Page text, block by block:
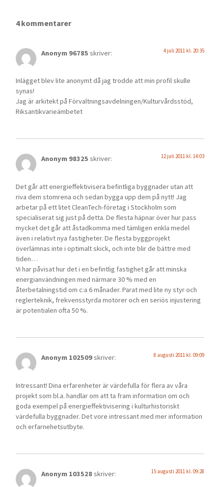
4 kommentarer
Anonym 96785 skriver: 4 juli 2011 kl. 20:35
Inlägget blev lite anonymt då jag trodde att min profil skulle
synas!
Jag är arkitekt på Förvaltningsavdelningen/Kulturvårdsstöd,
Riksantikvarieämbetet
Anonym 98325 skriver: 12 juli 2011 kl. 14:03
Det går att energieffektivisera befintliga byggnader utan att
riva dem stomrena och sedan bygga upp dem på nytt! Jag
arbetar på ett litet CleanTech-företag i Stockholm som
specialiserat sig just på detta. De flesta häpnar över hur pass
mycket det går att åstadkomma med tämligen enkla medel
även i relativt nya fastigheter. De flesta byggprojekt
överlämnas inte i optimalt skick, och inte blir de bättre med
tiden…
Vi har påvisat hur det i en befintlig fastighet går att minska
energianvändningen med närmare 30 % med en
återbetalningstid om c:a 6 månader. Parat med lite ny styr och
reglerteknik, frekvensstyrda motorer och en seriös injustering
är potentialen ofta 50 %.
Anonym 102509skriver: 8 augusti 2011 kl. 09:09
Intressant! Dina erfarenheter är värdefulla för flera av våra
projekt som bl.a. handlar om att ta fram information om och
goda exempel på energieffektivisering i kulturhistoriskt
värdefulla byggnader. Det vore intressant med mer information
och erfarnehetsutbyte.
Anonym 103528 skriver: 15 augusti 2011 kl. 09:28